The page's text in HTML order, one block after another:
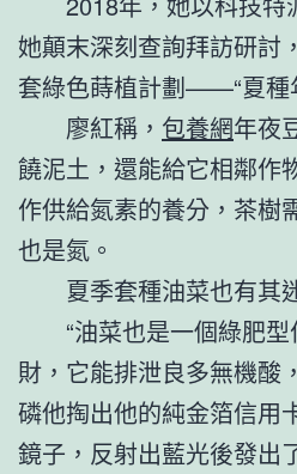
她顛末深刻查詢拜訪研討
套綠色蒔植計劃——“夏種
廖紅稱， 包養網年夜
饒泥土，還能給它相鄰作
作供給氮素的養分，茶樹
也是氮。
夏季套種油菜也有其
“油菜也是一個綠肥
財，它能排泄良多無機酸
磷他掏出他的純金箔信用
鏡子，反射出藍光後發出